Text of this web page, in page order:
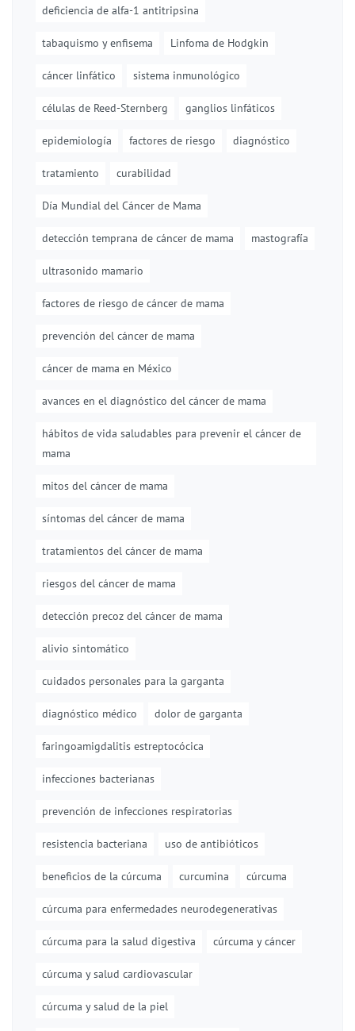
deficiencia de alfa-1 antitripsina
tabaquismo y enfisema Linfoma de Hodgkin
cáncer linfático sistema inmunológico
células de Reed-Sternberg ganglios linfáticos
epidemiología factores de riesgo diagnóstico
tratamiento curabilidad
Día Mundial del Cáncer de Mama
detección temprana de cáncer de mama mastografía
ultrasonido mamario
factores de riesgo de cáncer de mama
prevención del cáncer de mama
cáncer de mama en México
avances en el diagnóstico del cáncer de mama
hábitos de vida saludables para prevenir el cáncer de
mama
mitos del cáncer de mama
síntomas del cáncer de mama
tratamientos del cáncer de mama
riesgos del cáncer de mama
detección precoz del cáncer de mama
alivio sintomático
cuidados personales para la garganta
diagnóstico médico dolor de garganta
faringoamigdalitis estreptocócica
infecciones bacterianas
prevención de infecciones respiratorias
resistencia bacteriana uso de antibióticos
beneficios de la cúrcuma curcumina cúrcuma
cúrcuma para enfermedades neurodegenerativas
cúrcuma para la salud digestiva cúrcuma y cáncer
cúrcuma y salud cardiovascular
cúrcuma y salud de la piel